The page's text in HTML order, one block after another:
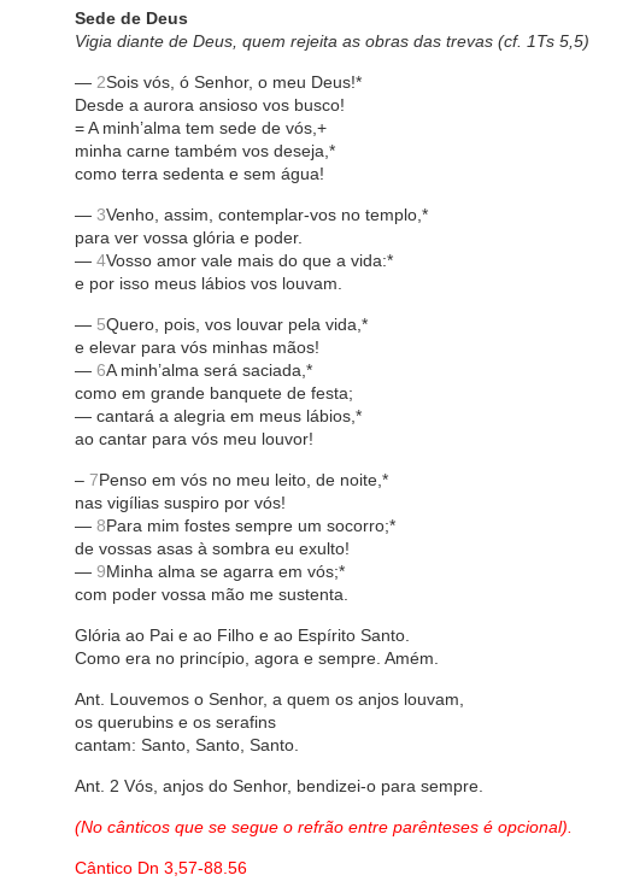
Sede de Deus
Vigia diante de Deus, quem rejeita as obras das trevas (cf. 1Ts 5,5)
— 2Sois vós, ó Senhor, o meu Deus!*
Desde a aurora ansioso vos busco!
= A minh’alma tem sede de vós,+
minha carne também vos deseja,*
como terra sedenta e sem água!
— 3Venho, assim, contemplar-vos no templo,*
para ver vossa glória e poder.
— 4Vosso amor vale mais do que a vida:*
e por isso meus lábios vos louvam.
— 5Quero, pois, vos louvar pela vida,*
e elevar para vós minhas mãos!
— 6A minh’alma será saciada,*
como em grande banquete de festa;
— cantará a alegria em meus lábios,*
ao cantar para vós meu louvor!
– 7Penso em vós no meu leito, de noite,*
nas vigílias suspiro por vós!
— 8Para mim fostes sempre um socorro;*
de vossas asas à sombra eu exulto!
— 9Minha alma se agarra em vós;*
com poder vossa mão me sustenta.
Glória ao Pai e ao Filho e ao Espírito Santo.
Como era no princípio, agora e sempre. Amém.
Ant. Louvemos o Senhor, a quem os anjos louvam,
os querubins e os serafins
cantam: Santo, Santo, Santo.
Ant. 2 Vós, anjos do Senhor, bendizei-o para sempre.
(No cânticos que se segue o refrão entre parênteses é opcional).
Cântico Dn 3,57-88.56